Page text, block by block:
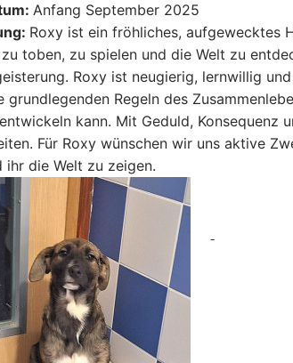
Anfang September 2025
Roxy ist ein fröhliches, aufgewecktes
toben, zu spielen und die Welt zu
Roxy ist neugierig, lernwillig
grundlegenden Regeln des
kann. Mit Geduld, Konsequenz
Für Roxy wünschen wir uns aktive
ihr die Welt zu zeigen.